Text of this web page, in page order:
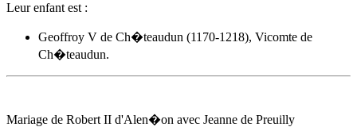
Leur enfant est :
Geoffroy V de Ch�teaudun (1170-1218), Vicomte de
Ch�teaudun.
Mariage de Robert II d'Alen�on avec Jeanne de Preuilly